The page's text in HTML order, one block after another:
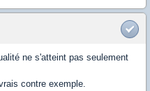
ne s'atteint pas seulement
contre exemple.